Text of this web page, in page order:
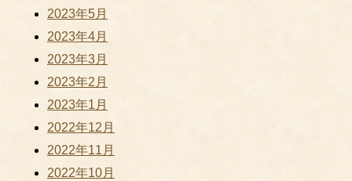
2023年5月
2023年4月
2023年3月
2023年2月
2023年1月
2022年12月
2022年11月
2022年10月